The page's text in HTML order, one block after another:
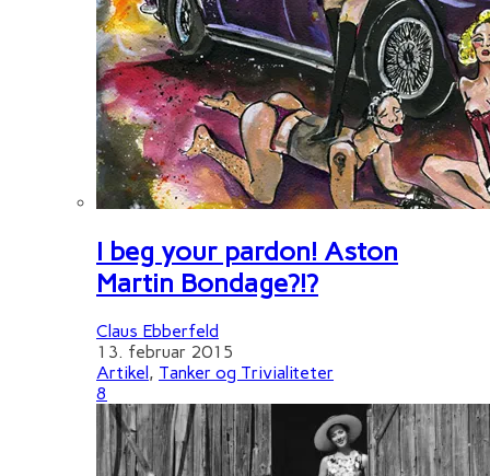
I beg your pardon! Aston
Martin Bondage?!?
Claus Ebberfeld
13. februar 2015
Artikel, Tanker og Trivialiteter
8